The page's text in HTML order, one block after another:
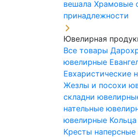
вешала Храмовые
принадлежности
Ювелирная
Все товары
ювелирные
Евхаристические
Жезлы и посохи
складни
нательные
ювелирные
Кресты